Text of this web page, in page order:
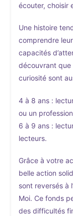
écouter, choisir
Une histoire
comprendre
capacités
découvrant que
curiosité sont
4 à 8 ans :
ou un
6 à 9 ans :
lecteurs.
Grâce à votre
belle action
sont reversés à
Moi. Ce fonds
des difficultés